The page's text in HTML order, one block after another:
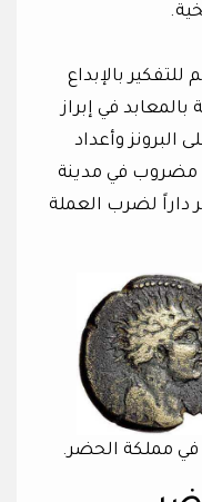
بالإبداع
في إبراز
البرونز وأعداد
مضروب في مدينة
لضرب العملة
مملكة الحضر.